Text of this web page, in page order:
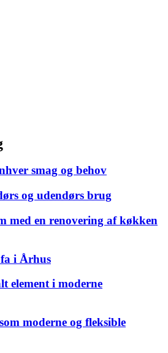
smag og behov
og udendørs brug
med en renovering af køkken
i Århus
element i moderne
moderne og fleksible